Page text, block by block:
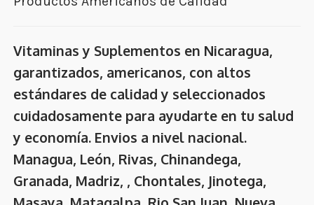
Vitaminas y Suplementos en Nicaragua,
garantizados, americanos, con altos
estándares de calidad y seleccionados
cuidadosamente para ayudarte en tu salud
y economía. Envios a nivel nacional.
Managua, León, Rivas, Chinandega,
Granada, Madriz, , Chontales, Jinotega,